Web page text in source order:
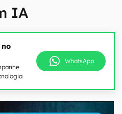
IA
no
WhatsApp